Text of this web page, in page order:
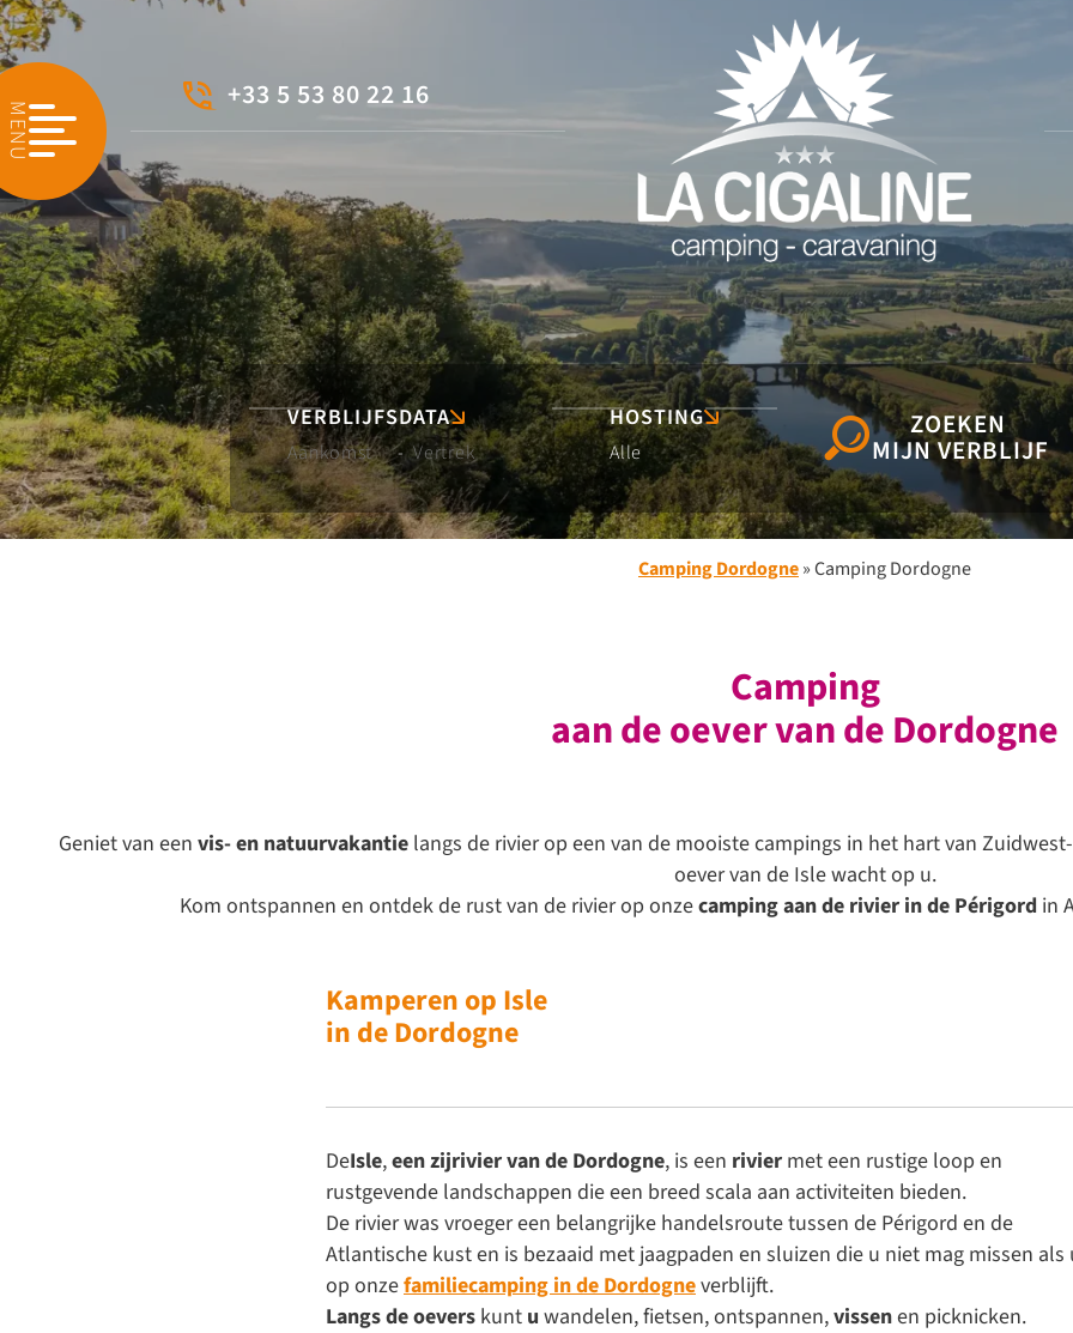
MENU
+33 5 53 80 22 16
VERBLIJFSDATA
-
HOSTING ZOEKEN
MIJN VERBLIJF
Camping Dordogne»Camping Dordogne
Camping
aan de oever van de Dordogne
Geniet van een vis- en natuurvakantie langs de rivier op een van de mooiste campings in het hart van
oever van de Isle wacht op u.
Kom ontspannen en ontdek de rust van de rivier op onzecamping aan de rivier in de Périgord in
Kamperen op Isle
in de Dordogne
DeIsle,een zijrivier van de Dordogne, is een rivier met een rustige loop en
rustgevende landschappen die een breed scala aan activiteiten bieden.
De rivier was vroeger een belangrijke handelsroute tussen de Périgord en de
Atlantische kust en is bezaaid met jaagpaden en sluizen die u niet mag missen als
op onzefamiliecamping in de Dordogneverblijft.
Langs de oevers kunt u wandelen, fietsen, ontspannen,vissenen picknicken.